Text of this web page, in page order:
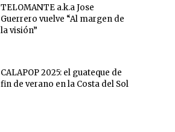
TELOMANTE a.k.a Jose
Guerrero vuelve “Al margen de
la visión”
CALAPOP 2025: el guateque de
fin de verano en la Costa del Sol